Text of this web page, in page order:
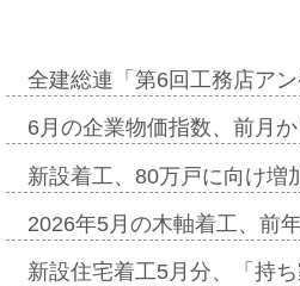
全建総連「第6回工務店ア
6月の企業物価指数、前月
新設着工、80万戸に向け
2026年5月の木軸着工、前
新設住宅着工5月分、「持